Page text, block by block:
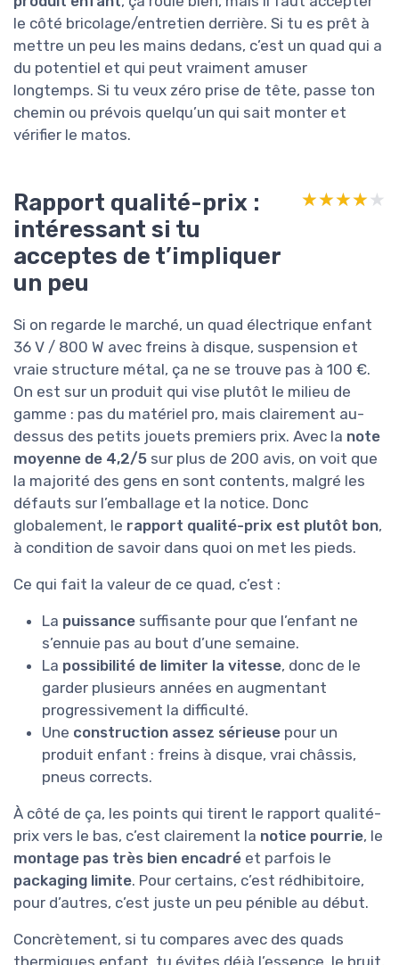
le côté bricolage/entretien derrière. Si tu es prêt à
mettre un peu les mains dedans, c’est un quad qui a
du potentiel et qui peut vraiment amuser
longtemps. Si tu veux zéro prise de tête, passe ton
chemin ou prévois quelqu’un qui sait monter et
vérifier le matos.
Rapport qualité-prix :
intéressant si tu
acceptes de t’impliquer
un peu
★★★★★
★★★★★
Si on regarde le marché, un quad électrique enfant
36 V / 800 W avec freins à disque, suspension et
vraie structure métal, ça ne se trouve pas à 100 €.
On est sur un produit qui vise plutôt le milieu de
gamme : pas du matériel pro, mais clairement au-
dessus des petits jouets premiers prix. Avec la note
moyenne de 4,2/5 sur plus de 200 avis, on voit que
la majorité des gens en sont contents, malgré les
défauts sur l’emballage et la notice. Donc
globalement, le rapport qualité-prix est plutôt bon,
à condition de savoir dans quoi on met les pieds.
Ce qui fait la valeur de ce quad, c’est :
La puissance suffisante pour que l’enfant ne
s’ennuie pas au bout d’une semaine.
La possibilité de limiter la vitesse, donc de le
garder plusieurs années en augmentant
progressivement la difficulté.
Une construction assez sérieuse pour un
produit enfant : freins à disque, vrai châssis,
pneus corrects.
À côté de ça, les points qui tirent le rapport qualité-
prix vers le bas, c’est clairement la notice pourrie, le
montage pas très bien encadré et parfois le
packaging limite. Pour certains, c’est rédhibitoire,
pour d’autres, c’est juste un peu pénible au début.
Concrètement, si tu compares avec des quads